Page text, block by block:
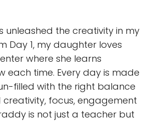
unleashed the creativity in my
Day 1, my daughter loves
where she learns
each time. Every day is made
filled with the right balance
focus, engagement
is not just a teacher but